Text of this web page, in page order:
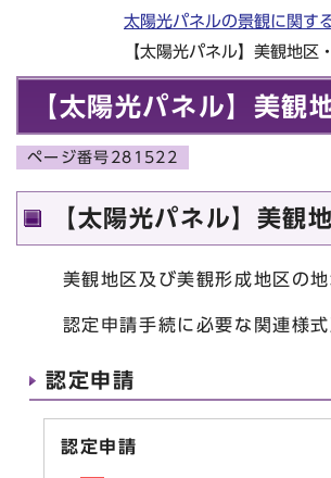
太陽光パネルの景観に関す
【太陽光パネル】美観地区
【太陽光パネル】美観
ページ番号281522
【太陽光パネル】美観
美観地区及び美観形成地区の地
認定申請手続に必要な関連様式
認定申請
認定申請